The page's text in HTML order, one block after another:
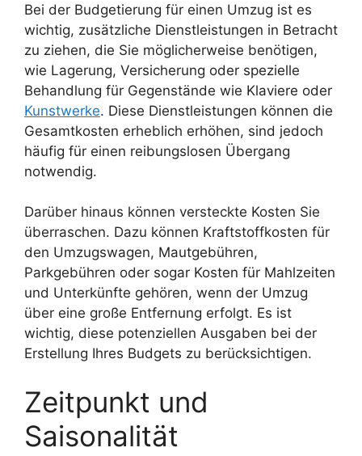
Bei der Budgetierung für einen Umzug ist es
wichtig, zusätzliche Dienstleistungen in Betracht
zu ziehen, die Sie möglicherweise benötigen,
wie Lagerung, Versicherung oder spezielle
Behandlung für Gegenstände wie Klaviere oder
Kunstwerke. Diese Dienstleistungen können die
Gesamtkosten erheblich erhöhen, sind jedoch
häufig für einen reibungslosen Übergang
notwendig.
Darüber hinaus können versteckte Kosten Sie
überraschen. Dazu können Kraftstoffkosten für
den Umzugswagen, Mautgebühren,
Parkgebühren oder sogar Kosten für Mahlzeiten
und Unterkünfte gehören, wenn der Umzug
über eine große Entfernung erfolgt. Es ist
wichtig, diese potenziellen Ausgaben bei der
Erstellung Ihres Budgets zu berücksichtigen.
Zeitpunkt und
Saisonalität